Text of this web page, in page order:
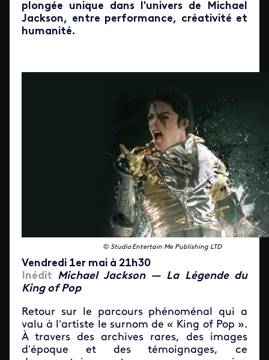
plongée unique dans l'univers de Michael
Jackson, entre performance, créativité et
humanité.
© Studio Entertain Me Publishing LTD
Vendredi 1er mai à 21h30
Inédit Michael Jackson — La Légende du
King of Pop
Retour sur le parcours phénoménal qui a
valu à l’artiste le surnom de « King of Pop ».
À travers des archives rares, des images
d’époque et des témoignages, ce